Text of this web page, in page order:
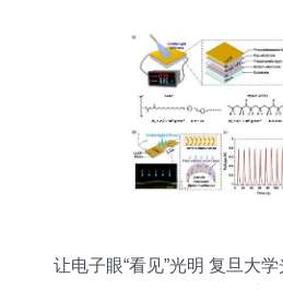
让电子眼“看见”光明 复旦大